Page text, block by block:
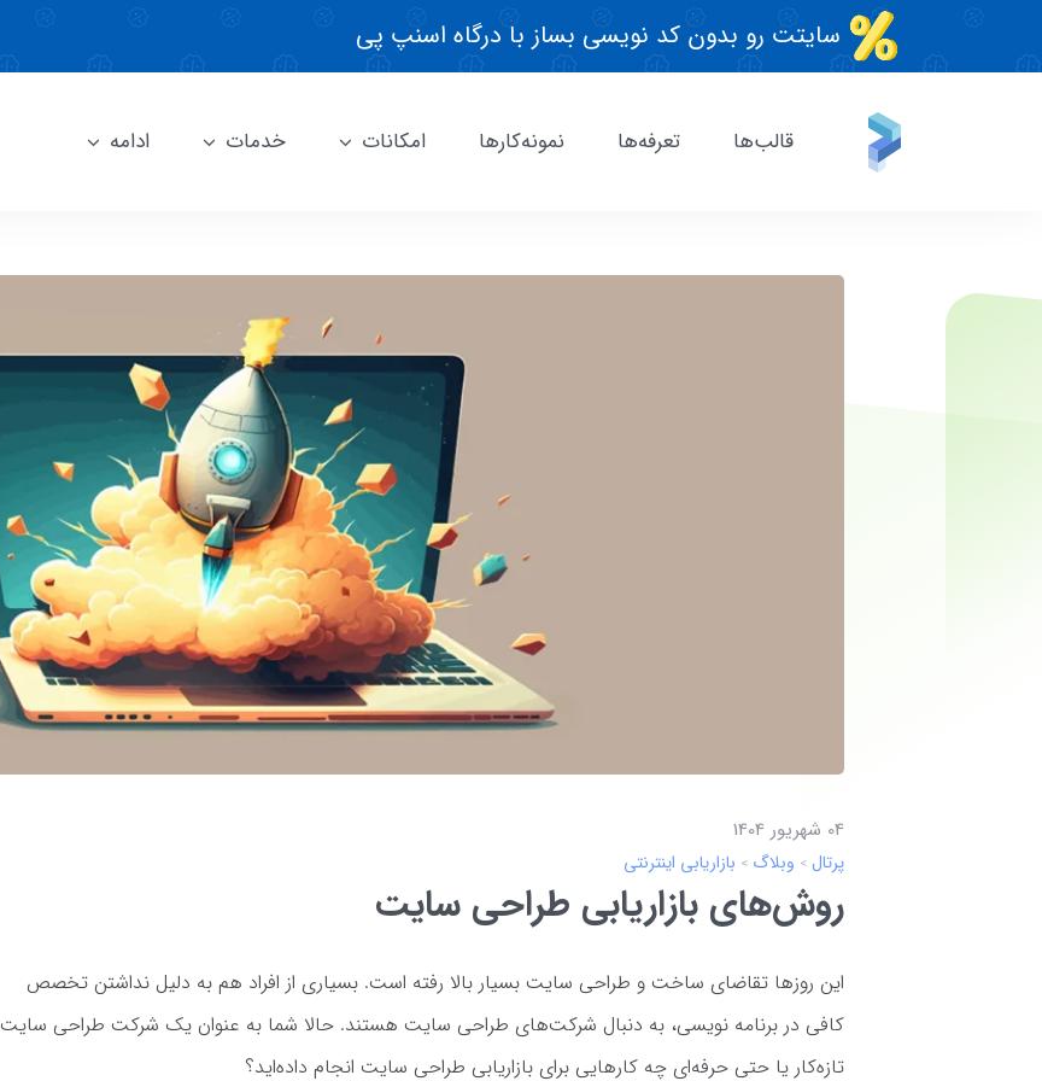
سایتت رو بدون کد نویسی بساز با درگاه اسنپ پی
قالب‌ها تعرفه‌ها نمونه‌کارها امکانات خدمات ادامه
04 شهریور 1404
پرتال وبلاگ بازاریابی اینترنتی
روش‌های بازاریابی طراحی سایت
این روزها تقاضای ساخت و طراحی سایت بسیار بالا رفته است. بسیاری از افراد هم به دلیل نداشتن تخصص
کافی در برنامه نویسی، به دنبال شرکت‌های طراحی سایت هستند. حالا شما به عنوان یک شرکت طراحی سایت
تازه‌کار یا حتی حرفه‌ای چه کارهایی برای بازاریابی طراحی سایت انجام داده‌اید؟